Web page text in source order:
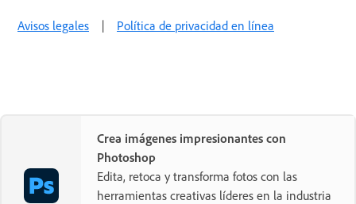
Avisos legales | Política de privacidad en línea
Crea imágenes impresionantes con
Photoshop
Edita, retoca y transforma fotos con las
herramientas creativas líderes en la industria